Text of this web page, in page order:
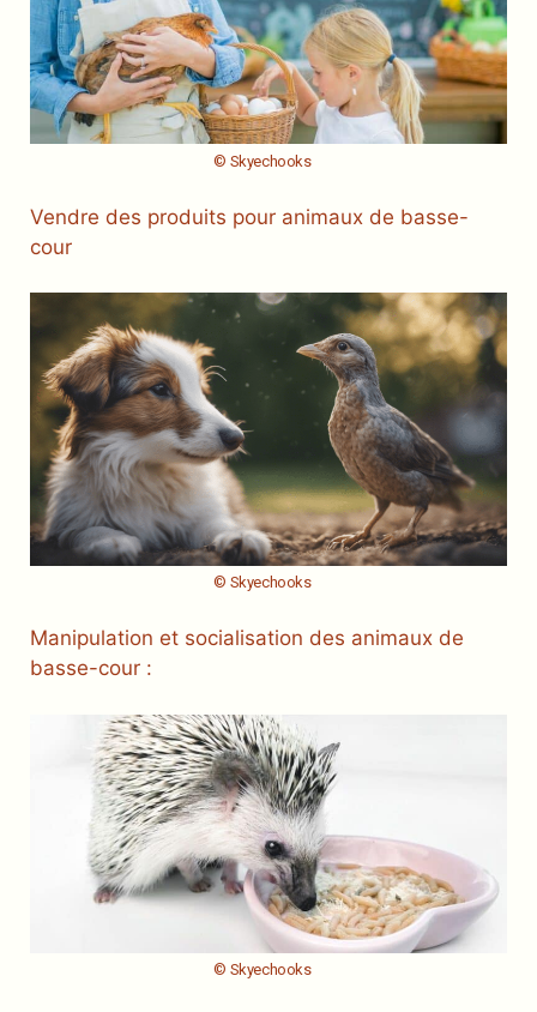
© Skyechooks
Vendre des produits pour animaux de basse-
cour
© Skyechooks
Manipulation et socialisation des animaux de
basse-cour :
© Skyechooks